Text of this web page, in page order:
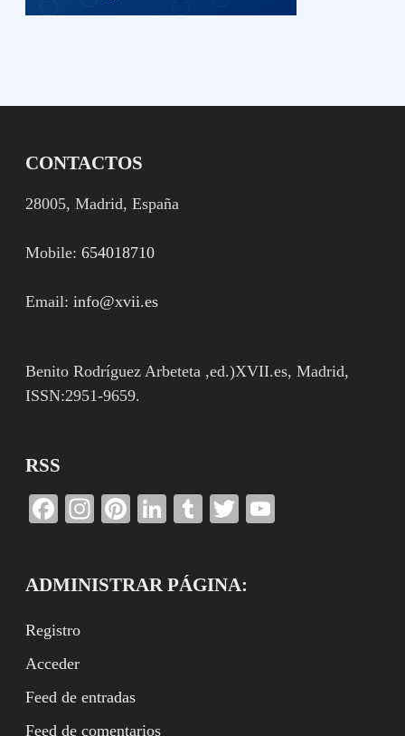
CONTACTOS
28005, Madrid, España
Mobile:654018710
Email:info@xvii.es
Benito Rodríguez Arbeteta ,ed.)XVII.es, Madrid,
ISSN:2951-9659.
RSS
Facebook
Instagram
Pinterest
LinkedIn
TumblrTwitter
ADMINISTRAR PÁGINA:
Registro
Acceder
Feed de entradas
Feed de comentarios